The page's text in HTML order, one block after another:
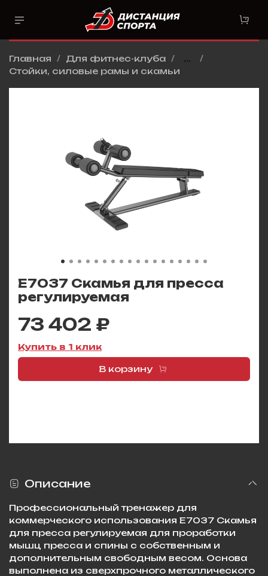
Главная Для фитнес-клуба
...
Стойки, силовые рамы и скамьи
E7037 Скамья для пресса
регулируемая
73 402 ₽
Купить в 1 клик
В корзину
Описание
Профессиональный тренажер для
коммерческого использования E7037 Скамья
для пресса регулируемая для проработки
мышц пресса и спины с собственным и
дополнительным свободным весом. Основа
выполнена из сверхпрочного металлического